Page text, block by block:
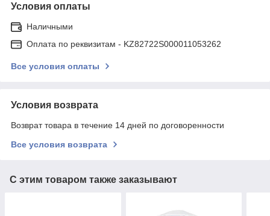
Условия оплаты
Наличными
Оплата по реквизитам - KZ82722S000011053262
Все условия оплаты
Условия возврата
Возврат товара в течение 14 дней по договоренности
Все условия возврата
С этим товаром также заказывают